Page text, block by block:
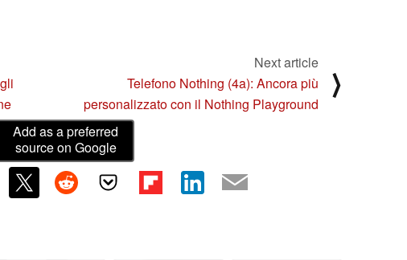
Next article
Telefono Nothing (4a): Ancora più
personalizzato con il Nothing Playground
⟩
Add as a preferred
source on Google